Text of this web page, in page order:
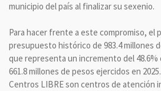
municipio del país al finalizar su sexenio.
Para hacer frente a este compromiso, el
presupuesto histórico de 983.4 millones
que representa un incremento del 48.6%
661.8 millones de pesos ejercidos en
Centros LIBRE son centros de atención